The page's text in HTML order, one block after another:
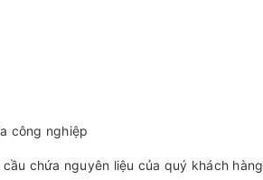
công nghiệp
chứa nguyên liệu của quý khách hàng